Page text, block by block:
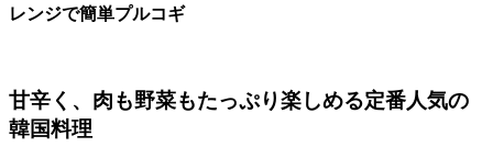
レンジで簡単プルコギ
甘辛く、肉も野菜もたっぷり楽しめる定番人気の
韓国料理